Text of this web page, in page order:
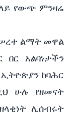
የውጭ ምንዛሬ
ልማት መዋል
በር አልባነታችን
ኢትዮጵያን ከባሕር
ሁሉ የዘመናት
ሊሰብሩት